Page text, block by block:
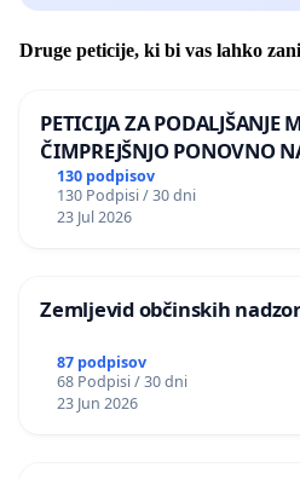
Druge peticije, ki bi vas lahko
PETICIJA ZA
ČIMPREJŠNJO PONOVNO
BERNARDA ŠRAJNERJA NA
REPUBLIKE SLOVENIJE V
130 podpisov
130 Podpisi / 30 dni
23 Jul 2026
Zemljevid občinskih
87 podpisov
68 Podpisi / 30 dni
23 Jun 2026